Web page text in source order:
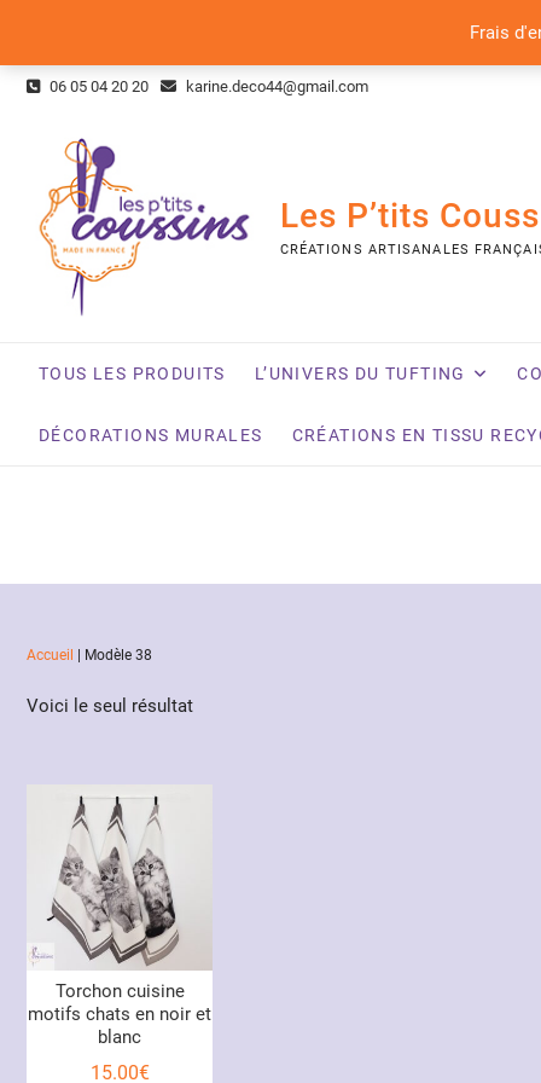
Frais
Skip
06 05 04 20 20 karine.deco44@gmail.com
Les P’tits
CRÉATIONS ARTISANALES
TOUS LES PRODUITS L’UNIVERS DU TUFTING
DÉCORATIONS MURALES CRÉATIONS EN TISSU
Accueil Modèle 38
Voici le seul résultat
Torchon cuisine
motifs chats en noir et
blanc
15.00€